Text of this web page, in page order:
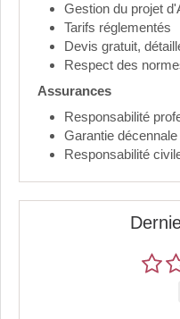
Gestion du projet
Tarifs réglementés
Devis gratuit,
Respect des
Assurances
Responsabilité
Garantie décennale
Responsabilité